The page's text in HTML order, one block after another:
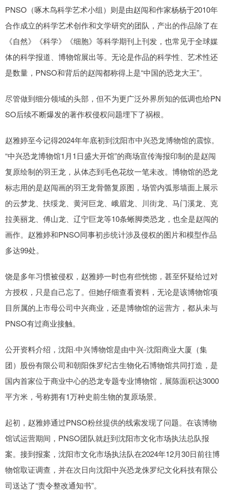
PNSO（啄木鸟科学艺术小组）则是由赵闯和作家杨杨于2010年
合作成立的科学艺术创作和文学研究的团队，产出的作品除了在
《自然》《科学》《细胞》等科学期刊上刊发，也常见于全球媒
体的科学报道、博物馆展出等。无论是作品的科学性、艺术性还
是数量，PNSO和背后的赵闯都称得上是“中国的恐龙大王”。
尽管做到细分领域的头部，但不为更广泛外界所知的低调也给PN
SO后续不断爆发的著作权侵权问题埋下了祸根。
赵雅婷至今记得2024年年底初到沈阳市中兴恐龙博物馆的震惊。
“中兴恐龙博物馆1月1日盛大开馆”的商场宣传海报印制的是赵闯
复原绘制的羽王龙，从体态到毛色花纹一笔未改。博物馆的恐龙
标志用的是赵闯画的羽王龙骨骼复原图，场管内弧形墙面上展示
的云梦龙、扶绥龙、黄河巨龙、峨眉龙、川街龙、马门溪龙、克
拉美丽龙、傅山龙、辽宁巨龙等10条蜥脚类恐龙，也全是赵闯的
画作。赵雅婷和PNSO同事初步统计涉及侵权的图片和模型作品
多达99处。
饶是多年习惯被侵权，赵雅婷一时也有些恍惚，甚至怀疑给过对
方授权，只是自己忘了。但她仔细查看资料，无论是该博物馆项
目所属的上市母公司中兴商业，还是博物馆的运营方，都从未与
PNSO有过商业接触。
公开资料介绍，沈阳·中兴博物馆是由中兴-沈阳商业大厦（集
团）股份有限公司和朝阳侏罗纪古生物化石博物馆共同打造，是
国内首家位于商业中心的恐龙专题专业博物馆，展陈面积达3000
平方米，号称拥有1万种史前生物的复原场景。
起初，赵雅婷通过PNSO粉丝提供的线索发现了问题。在该博物
馆试运营期间，PNSO团队就赶到沈阳市文化市场执法总队报
案。接到报案，沈阳市文化市场执法队在2024年12月30日前往博
物馆取证调查，并在次日向沈阳中兴恐龙侏罗纪文化科技有限公
司送达了“责令整改通知书”。